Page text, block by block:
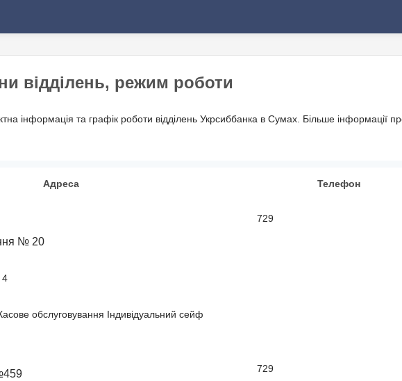
відділень, режим роботи
інформація та графік роботи відділень Укрсиббанка в Сумах. Більше інформації
Адреса Телефон
№ 20
4
обслуговування Індивідуальний сейф
729
729